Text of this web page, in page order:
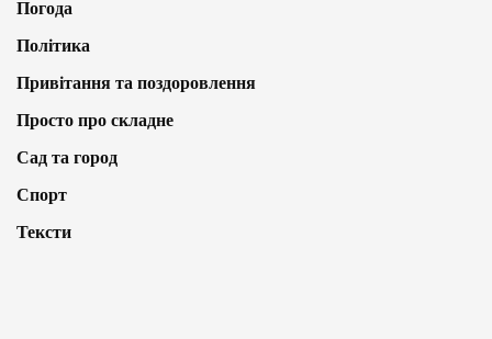
Погода
Політика
Привітання та поздоровлення
Просто про складне
Сад та город
Спорт
Тексти